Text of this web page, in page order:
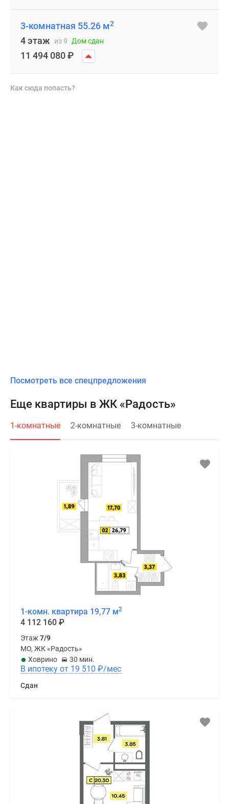
3-комнатная 55.26 м2
4 этаж из 9 Дом сдан
11 494 080₽
Как сюда попасть?
Посмотреть все спецпредложения
Еще квартиры в ЖК «Радость»
1-комнатные 2-комнатные 3-комнатные
1-комн. квартира 19,77 м2
4 112 160 ₽
Этаж7/9
МО, ЖК «Радость»
Ховрино
30 мин.
В ипотеку от 19 510 ₽/мес
Сдан